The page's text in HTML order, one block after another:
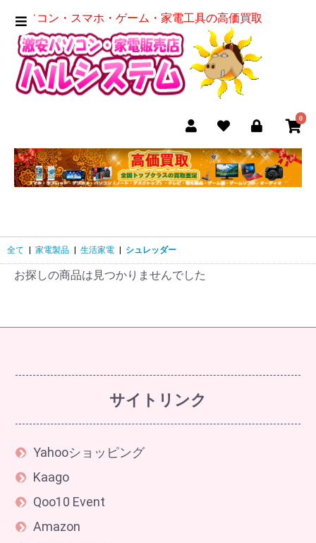
パソコン・スマホ・ゲーム・家電工具の高価買取
0
全て | 家電製品 | 生活家電 | シュレッダー
お探しの商品は見つかりませんでした
サイトリンク
Yahooショッピング
Kaago
Qoo10 Event
Amazon